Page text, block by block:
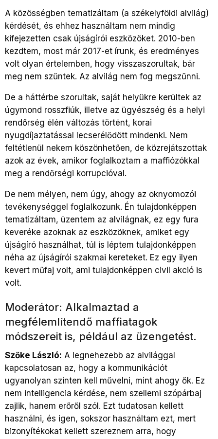
A közösségben tematizáltam (a székelyföldi alvilág)
kérdését, és ehhez használtam nem mindig
kifejezetten csak újságírói eszközöket. 2010-ben
kezdtem, most már 2017-et írunk, és eredményes
volt olyan értelemben, hogy visszaszorultak, bár
meg nem szűntek. Az alvilág nem fog megszűnni.
De a háttérbe szorultak, saját helyükre kerültek az
úgymond rosszfiúk, illetve az ügyészség és a helyi
rendőrség élén változás történt, korai
nyugdíjaztatással lecserélődött mindenki. Nem
feltétlenül nekem köszönhetően, de közrejátszottak
azok az évek, amikor foglalkoztam a maffiózókkal
meg a rendőrségi korrupcióval.
De nem mélyen, nem úgy, ahogy az oknyomozói
tevékenységgel foglalkozunk. Én tulajdonképpen
tematizáltam, üzentem az alvilágnak, ez egy fura
keveréke azoknak az eszközöknek, amiket egy
újságíró használhat, túl is léptem tulajdonképpen
néha az újságírói szakmai kereteket. Ez egy ilyen
kevert műfaj volt, ami tulajdonképpen civil akció is
volt.
Moderátor: Alkalmaztad a
megfélemlítendő maffiatagok
módszereit is, például az üzengetést.
Szőke László: A legnehezebb az alvilággal
kapcsolatosan az, hogy a kommunikációt
ugyanolyan szinten kell művelni, mint ahogy ők. Ez
nem intelligencia kérdése, nem szellemi szópárbaj
zajlik, hanem erőről szól. Ezt tudatosan kellett
használni, és igen, sokszor használtam ezt, mert
bizonyítékokat kellett szereznem arra, hogy